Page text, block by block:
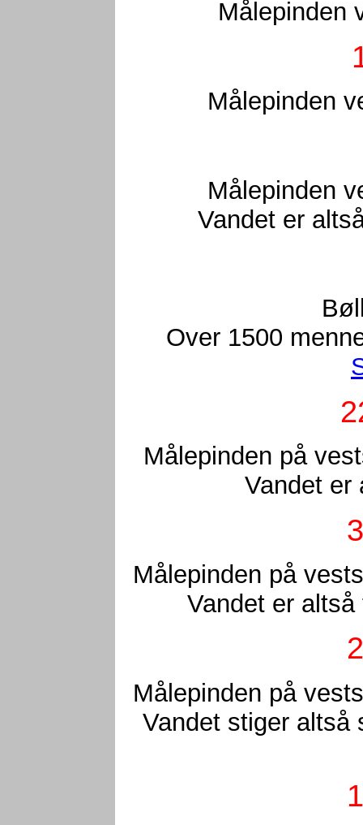
Målepinden
Målepinden
Målepinden
Vandet er
Over 1500
Målepinden på
Vandet er
Målepinden på
Vandet er
Målepinden på
Vandet stiger altså